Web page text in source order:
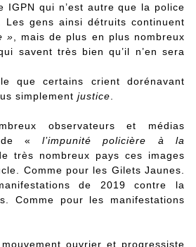
IGPN qui n’est autre que la police
Les gens ainsi détruits continuent
» , mais de plus en plus nombreux
savent très bien qu’il n’en sera
que certains crient dorénavant
simplement justice
observateurs et médias
de «l’impunité policière à la
très nombreux pays ces images
Comme pour les Gilets Jaunes.
de 2019 contre la
Comme pour les manifestations
ouvrier et progressiste